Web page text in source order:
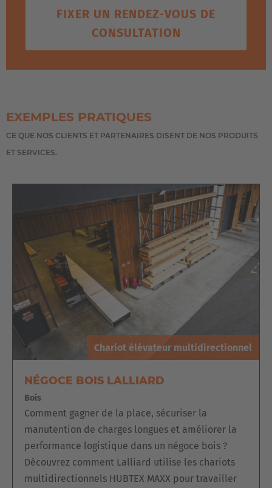
CHARIOT LATÉRAL
MULTIDIRECTIONNEL ÉLECTRIQUE
DE COMMANDES AMOVIBLE DE LA
SÉRIE KP
Dans sa configuration de base, le chariot latéral électrique
multidirectionnel
est déjà conçu pour assurer la
manipulation de charges longues dans les allées étroites.
En ajoutant une
plate-forme de préparation de commandes,
il peut être rapidement converti enpréparateur de
commandes
. L'opérateur commande le système à partir de
la plate-forme. Les panneaux en bois peuvent être prélevés
directement à la main par un autre opérateur.
FIXER UN RENDEZ-VOUS DE
CONSULTATION
EXEMPLES PRATIQUES
CE QUE NOS CLIENTS ET PARTENAIRES DISENT DE NOS PRODUITS
ET SERVICES.
Chariot élévateur multidirectionnel
NÉGOCE BOIS LALLIARD
Bois
Comment gagner de la place, sécuriser la
manutention de charges longues et améliorer la
performance logistique dans un négoce bois ?
Découvrez comment Lalliard utilise les chariots
multidirectionnels HUBTEX MAXX pour travailler